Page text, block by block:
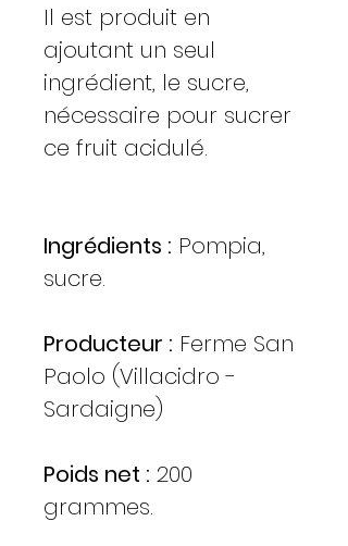
Il est produit en
ajoutant un seul
ingrédient, le sucre,
nécessaire pour sucrer
ce fruit acidulé.
Ingrédients : Pompia,
sucre.
Producteur : Ferme San
Paolo (Villacidro -
Sardaigne)
Poids net : 200
grammes.